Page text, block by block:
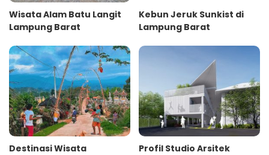
Wisata Alam Batu Langit
Lampung Barat
Kebun Jeruk Sunkist di
Lampung Barat
Destinasi Wisata
Profil Studio Arsitek